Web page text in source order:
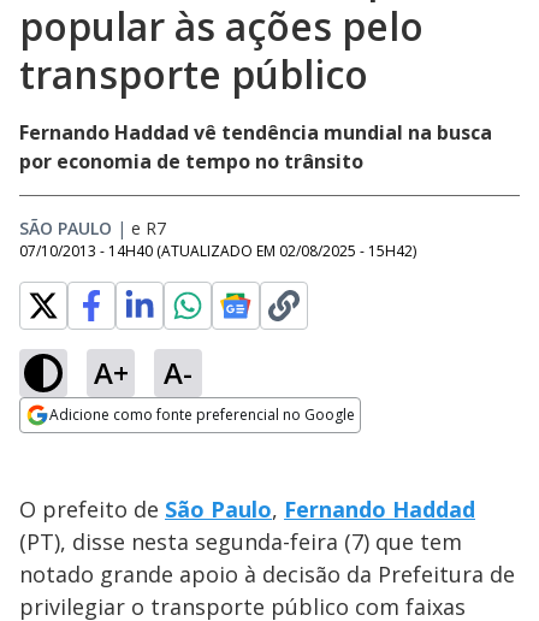
popular às ações pelo
transporte público
Fernando Haddad vê tendência mundial na busca
por economia de tempo no trânsito
SÃO PAULO | e R7
07/10/2013 - 14H40 (ATUALIZADO EM 02/08/2025 - 15H42)
A+ A-
Adicione como fonte preferencial no Google
O prefeito de São Paulo, Fernando Haddad
(PT), disse nesta segunda-feira (7) que tem
notado grande apoio à decisão da Prefeitura de
privilegiar o transporte público com faixas